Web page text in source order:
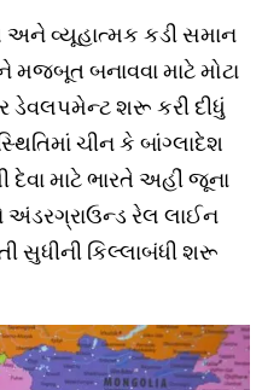
અને વ્યૂહાત્મક કડી સમાન
મજબૂત બનાવવા માટે મોટા
શરૂ કરી દીધું
ચીન કે બાંગ્લાદેશ
દેવા માટે ભારતે અહીં જૂના
રેલ લાઈન
સુધીની કિલ્લાબંધી શરૂ